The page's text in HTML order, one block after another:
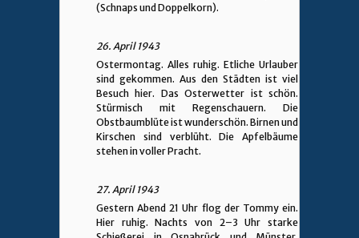
(Schnaps und Doppelkorn).
26. April 1943
Ostermontag. Alles ruhig. Etliche Urlauber
sind gekommen. Aus den Städten ist viel
Besuch hier. Das Osterwetter ist schön.
Stürmisch mit Regenschauern. Die
Obstbaumblüte ist wunderschön. Birnen und
Kirschen sind verblüht. Die Apfelbäume
stehen in voller Pracht.
27. April 1943
Gestern Abend 21 Uhr flog der Tommy ein.
Hier ruhig. Nachts von 2–3 Uhr starke